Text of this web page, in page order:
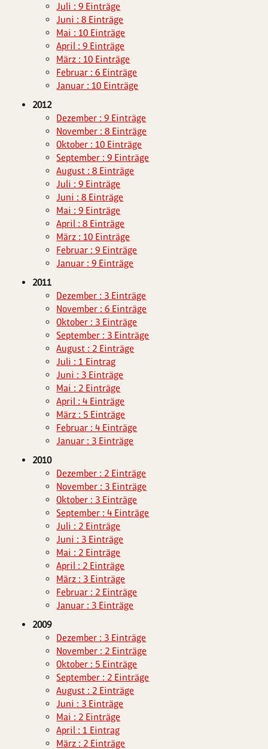
Juli : 9 Einträge
Juni : 8 Einträge
Mai : 10 Einträge
April : 9 Einträge
März : 10 Einträge
Februar : 6 Einträge
Januar : 10 Einträge
2012
Dezember : 9 Einträge
November : 8 Einträge
Oktober : 10 Einträge
September : 9 Einträge
August : 8 Einträge
Juli : 9 Einträge
Juni : 8 Einträge
Mai : 9 Einträge
April : 8 Einträge
März : 10 Einträge
Februar : 9 Einträge
Januar : 9 Einträge
2011
Dezember : 3 Einträge
November : 6 Einträge
Oktober : 3 Einträge
September : 3 Einträge
August : 2 Einträge
Juli : 1 Eintrag
Juni : 3 Einträge
Mai : 2 Einträge
April : 4 Einträge
März : 5 Einträge
Februar : 4 Einträge
Januar : 3 Einträge
2010
Dezember : 2 Einträge
November : 3 Einträge
Oktober : 3 Einträge
September : 4 Einträge
Juli : 2 Einträge
Juni : 3 Einträge
Mai : 2 Einträge
April : 2 Einträge
März : 3 Einträge
Februar : 2 Einträge
Januar : 3 Einträge
2009
Dezember : 3 Einträge
November : 2 Einträge
Oktober : 5 Einträge
September : 2 Einträge
August : 2 Einträge
Juni : 3 Einträge
Mai : 2 Einträge
April : 1 Eintrag
März : 2 Einträge